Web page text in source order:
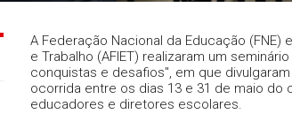
A Federação Nacional da Educação
e Trabalho (AFIET) realizaram um
conquistas e desafios", em que
ocorrida entre os dias 13 e 31 de maio do
educadores e diretores escolares.